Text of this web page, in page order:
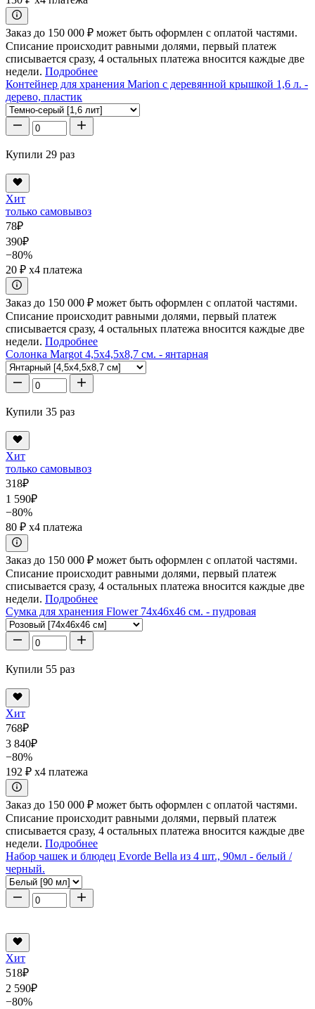
Заказ до 150 000 ₽ может быть оформлен с оплатой частями.
Списание происходит равными долями, первый платеж
списывается сразу, 4 остальных платежа вносится каждые две
недели. Подробнее
Контейнер для хранения Marion с деревянной крышкой 1,6 л. -
дерево, пластик
Купили 29 раз
Хит
только самовывоз
78₽
390₽
−80%
20 ₽ x4 платежа
Заказ до 150 000 ₽ может быть оформлен с оплатой частями.
Списание происходит равными долями, первый платеж
списывается сразу, 4 остальных платежа вносится каждые две
недели. Подробнее
Солонка Margot 4,5x4,5x8,7 см. - янтарная
Купили 35 раз
Хит
только самовывоз
318₽
1 590₽
−80%
80 ₽ x4 платежа
Заказ до 150 000 ₽ может быть оформлен с оплатой частями.
Списание происходит равными долями, первый платеж
списывается сразу, 4 остальных платежа вносится каждые две
недели. Подробнее
Сумка для хранения Flower 74x46x46 см. - пудровая
Купили 55 раз
Хит
768₽
3 840₽
−80%
192 ₽ x4 платежа
Заказ до 150 000 ₽ может быть оформлен с оплатой частями.
Списание происходит равными долями, первый платеж
списывается сразу, 4 остальных платежа вносится каждые две
недели. Подробнее
Набор чашек и блюдец Evorde Bella из 4 шт., 90мл - белый /
черный.
Хит
518₽
2 590₽
−80%